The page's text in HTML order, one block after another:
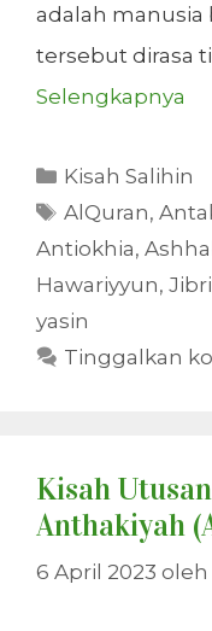
adalah manusia
tersebut dirasa
Selengkapnya
Kategori
Kisah Salihin
Tag
AlQuran,
Antiokhia,
Hawariyyun,
yasin
Tinggalkan
Kisah
Anthakiyah
6 April 2023 oleh